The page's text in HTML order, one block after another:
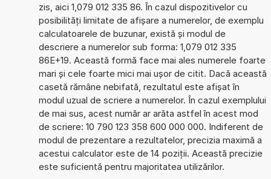
zis, aici 1,079 012 335 86. În cazul dispozitivelor cu
posibilități limitate de afișare a numerelor, de exemplu
calculatoarele de buzunar, există și modul de
descriere a numerelor sub forma: 1,079 012 335
86E+19. Această formă face mai ales numerele foarte
mari și cele foarte mici mai ușor de citit. Dacă această
casetă rămâne nebifată, rezultatul este afișat în
modul uzual de scriere a numerelor. În cazul exemplului
de mai sus, acest număr ar arăta astfel în acest mod
de scriere: 10 790 123 358 600 000 000. Indiferent de
modul de prezentare a rezultatelor, precizia maximă a
acestui calculator este de 14 poziții. Această precizie
este suficientă pentru majoritatea utilizărilor.